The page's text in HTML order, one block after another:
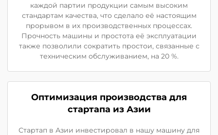
каждой партии продукции самым высоким
стандартам качества, что сделало её настоящим
прорывом в их производственных процессах.
Прочность машины и простота её эксплуатации
также позволили сократить простои, связанные с
техническим обслуживанием, на 20 %.
Оптимизация производства для
стартапа из Азии
Стартап в Азии инвестировал в нашу машину для